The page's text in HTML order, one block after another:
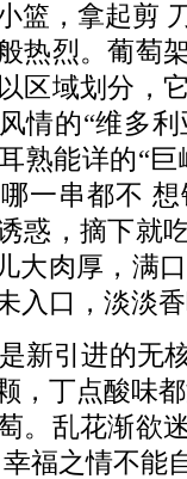
篮，拿起剪
热烈。葡萄
区域划分
情的“维多
熟能详的“
一串都不
惑，摘下就
大肉厚，满
入口，淡淡香
引进的无核
，丁点酸味
。乱花渐欲
福之情不能